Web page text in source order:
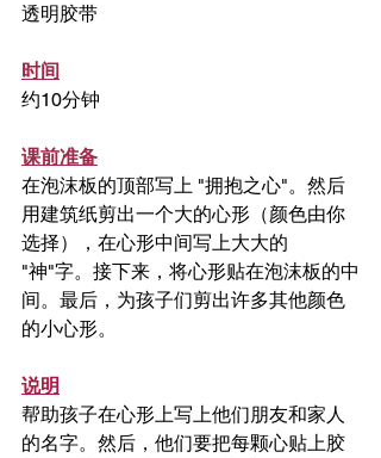
透明胶带
时间
约10分钟
课前准备
在泡沫板的顶部写上 "拥抱之心"。然后
用建筑纸剪出一个大的心形（颜色由你
选择），在心形中间写上大大的
"神"字。接下来，将心形贴在泡沫板的中
间。最后，为孩子们剪出许多其他颜色
的小心形。
说明
帮助孩子在心形上写上他们朋友和家人
的名字。然后，他们要把每颗心贴上胶